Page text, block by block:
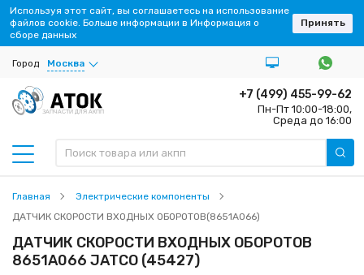
Город Москва
ЗАПЧАСТИ ДЛЯ АКПП
+7 (499) 455-99-62
Пн-Пт 10:00-18:00,
Среда до 16:00
Главная
Электрические компоненты
ДАТЧИК СКОРОСТИ ВХОДНЫХ ОБОРОТОВ(8651A066)
ДАТЧИК СКОРОСТИ ВХОДНЫХ ОБОРОТОВ
8651A066 JATCO (45427)
Используя этот сайт, вы соглашаетесь на использование
файлов cookie. Больше информации в Информация о
сборе данных
Принять